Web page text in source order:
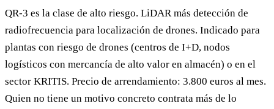
QR-3 es la clase de alto riesgo. LiDAR más detección de
radiofrecuencia para localización de drones. Indicado para
plantas con riesgo de drones (centros de I+D, nodos
logísticos con mercancía de alto valor en almacén) o en el
sector KRITIS. Precio de arrendamiento: 3.800 euros al mes.
Quien no tiene un motivo concreto contrata más de lo